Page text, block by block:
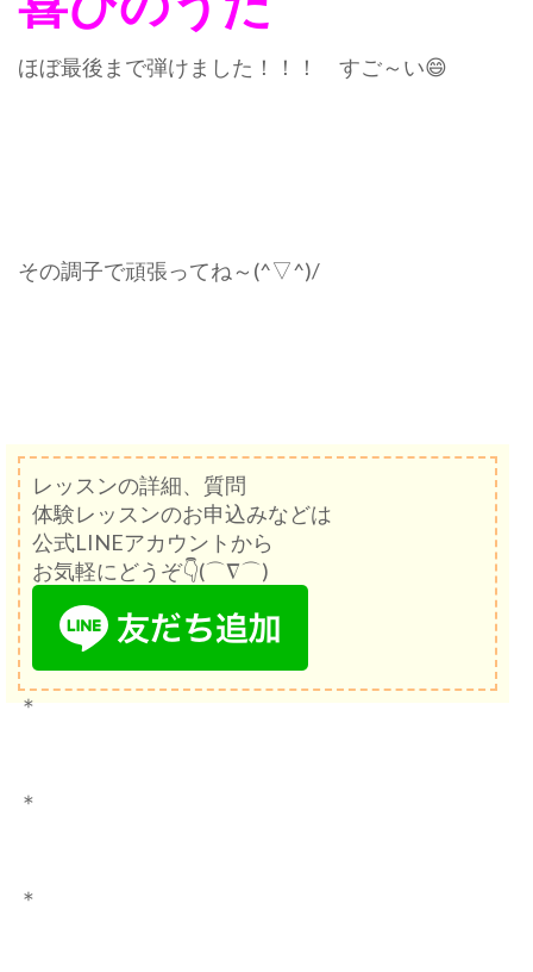
ほぼ最後まで弾けました！！！ すご～い😄
その調子で頑張ってね～(^▽^)/
レッスンの詳細、質問
体験レッスンのお申込みなどは
公式LINEアカウントから
お気軽にどうぞ👇(⌒∇⌒)
＊
＊
＊